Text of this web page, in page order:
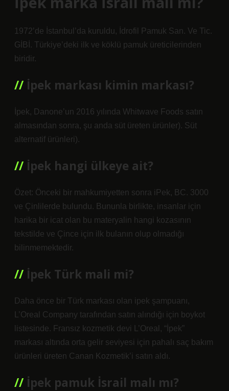
1972’de İstanbul’da kuruldu, İdrofil Pamuk San. Ve Tic.
GİBİ. Türkiye’deki ilk ve köklü pamuk üreticilerinden
biridir.
İpek markası kimin markası?
İpek, Danone’un 2016 yılında Whitwave Foods satın
almasından sonra, şu anda süt üreten ürünler). Süt
alternatif ürünleri).
İpek hangi ülkeye ait?
Özet: Önceki bir mahkumiyetten sonra iPek, BC. 3000
ve Çinlilerde bulundu. Bununla birlikte, insanlar için
harika bir icat olan bu materyalin hangi kozasının
tekstilde ve Çince için ilk bulanın olup olmadığı
bilinmemektedir.
İpek Türk mali mi?
Daha önce bir Türk markası olan ipek şampuanı,
L’Oreal Company tarafından satın alındığı için boykot
listesinde. Fransız kozmetik devi L’Oreal, “İpek”
markası altında orta gelir seviyesi için pahalı saç bakım
ürünleri üreten Canan Kozmetik’i satın aldı.
İpek pamuk İsrail malı mı?